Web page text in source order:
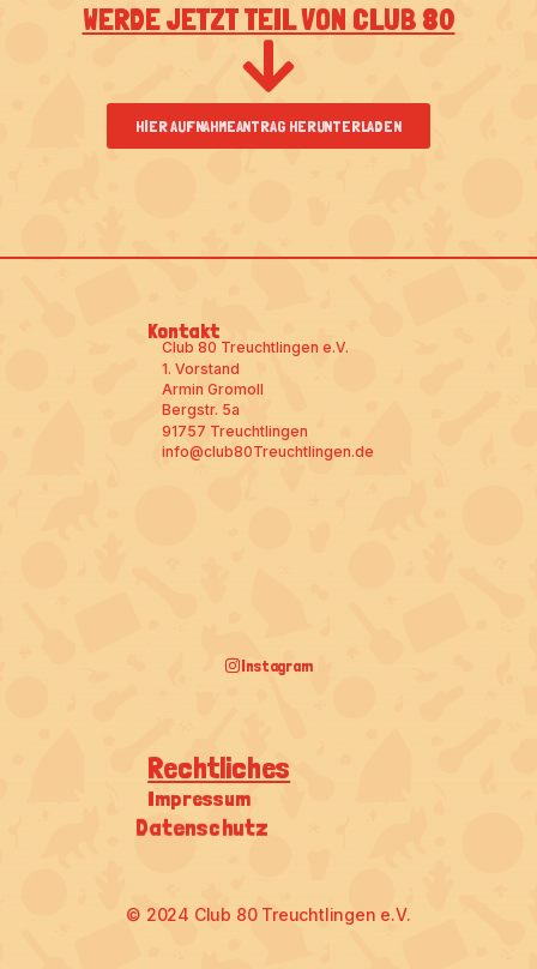
WERDE JETZT TEIL VON CLUB 80
HIER AUFNAHMEANTRAG HERUNTERLADEN
Kontakt
Club 80 Treuchtlingen e.V.
1. Vorstand
Armin Gromoll
Bergstr. 5a
91757 Treuchtlingen
info@club80Treuchtlingen.de
Instagram
Rechtliches
Impressum
Datenschutz
© 2024 Club 80 Treuchtlingen e.V.